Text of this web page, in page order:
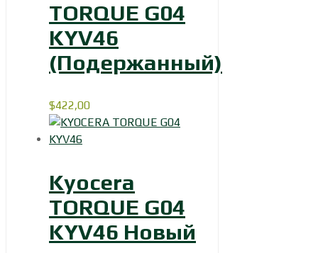
TORQUE G04
KYV46
(Подержанный)
$422,00
Kyocera
TORQUE G04
KYV46 Новый